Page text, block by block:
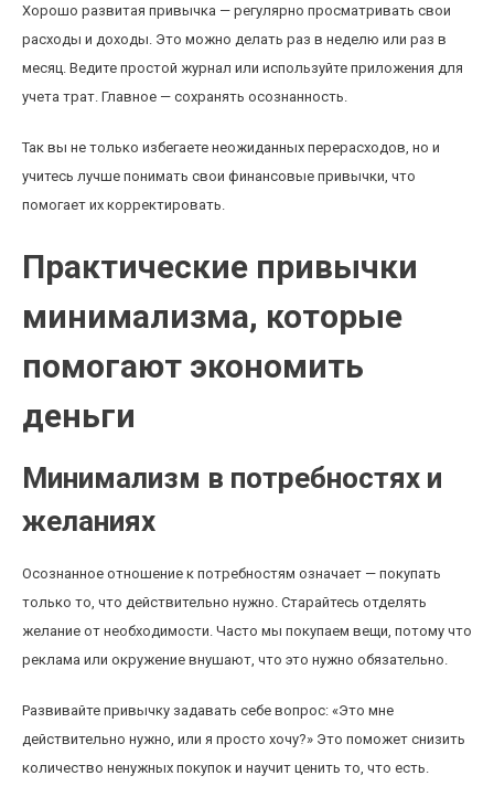
Хорошо развитая привычка — регулярно просматривать свои
расходы и доходы. Это можно делать раз в неделю или раз в
месяц. Ведите простой журнал или используйте приложения для
учета трат. Главное — сохранять осознанность.
Так вы не только избегаете неожиданных перерасходов, но и
учитесь лучше понимать свои финансовые привычки, что
помогает их корректировать.
Практические привычки
минимализма, которые
помогают экономить
деньги
Минимализм в потребностях и
желаниях
Осознанное отношение к потребностям означает — покупать
только то, что действительно нужно. Старайтесь отделять
желание от необходимости. Часто мы покупаем вещи, потому что
реклама или окружение внушают, что это нужно обязательно.
Развивайте привычку задавать себе вопрос: «Это мне
действительно нужно, или я просто хочу?» Это поможет снизить
количество ненужных покупок и научит ценить то, что есть.